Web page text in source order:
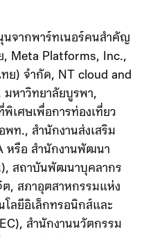
นจากพาร์ทเนอร์คนสำคัญ
, Meta Platforms, Inc.,
ย) จำกัด, NT cloud and
หาวิทยาลัยบูรพา,
เศษเพื่อการท่องเที่ยว
พท., สำนักงานส่งเสริม
หรือ สำนักงานพัฒนา
สถาบันพัฒนาบุคลากร
, สภาอุตสาหกรรมแห่ง
โลยีอิเล็กทรอนิกส์และ
สำนักงานนวัตกรรม